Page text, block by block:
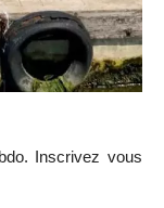
Inscrivez vous